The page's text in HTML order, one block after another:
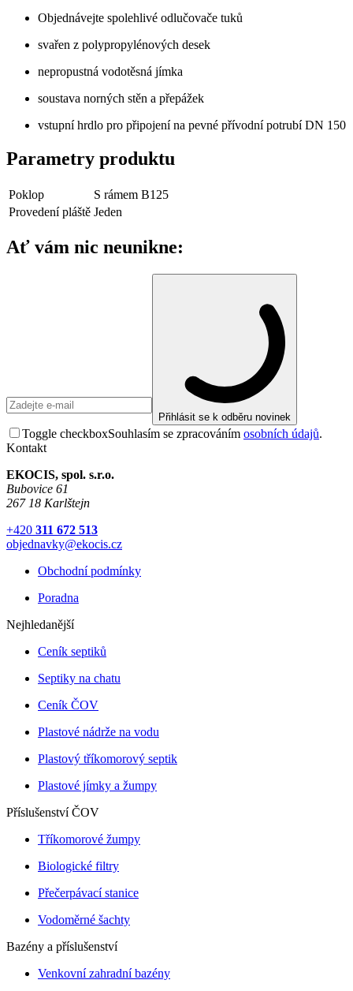
Objednávejte spolehlivé odlučovače tuků
svařen z polypropylénových desek
nepropustná vodotěsná jímka
soustava norných stěn a přepážek
vstupní hrdlo pro připojení na pevné přívodní potrubí DN 150
Parametry produktu
Poklop
S rámem B125
Provedení pláště Jeden
Ať vám nic neunikne:
Přihlásit se k odběru novinek
Toggle checkboxSouhlasím se zpracováním osobních údajů.
Kontakt
EKOCIS, spol. s.r.o.
Bubovice 61
267 18 Karlštejn
+420 311 672 513
objednavky@ekocis.cz
Obchodní podmínky
Poradna
Nejhledanější
Ceník septiků
Septiky na chatu
Ceník ČOV
Plastové nádrže na vodu
Plastový tříkomorový septik
Plastové jímky a žumpy
Příslušenství ČOV
Tříkomorové žumpy
Biologické filtry
Přečerpávací stanice
Vodoměrné šachty
Bazény a příslušenství
Venkovní zahradní bazény